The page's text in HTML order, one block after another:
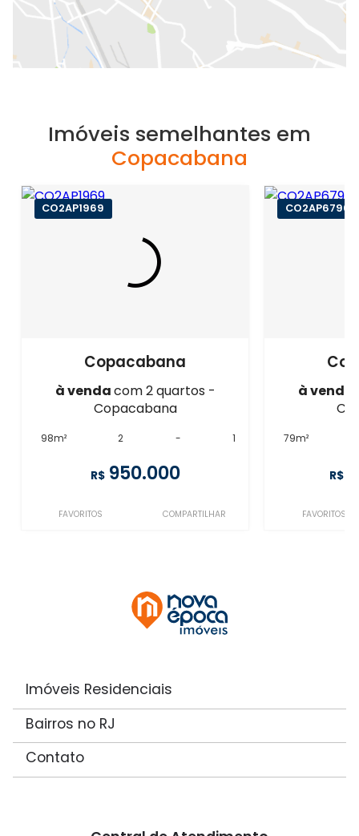
Imóveis semelhantes em
Copacabana
CO2AP1969
Copacabana
à vendacom 2 quartos -
Copacabana
98m² 2 - 1
R$ 950.000
FAVORITOS COMPARTILHAR
CO2AP6796
à venda
79m²
R$
FAVORITOS
Imóveis Residenciais
Bairros no RJ
Contato